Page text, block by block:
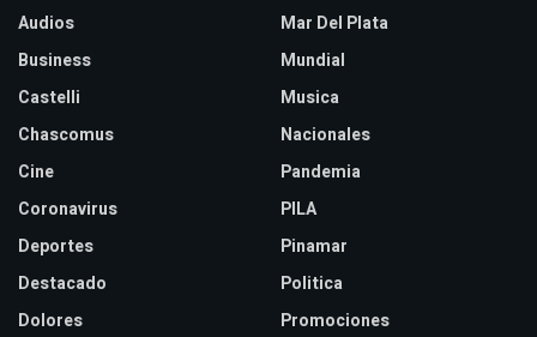
Audios
Business
Castelli
Chascomus
Cine
Coronavirus
Deportes
Destacado
Dolores
Mar Del Plata
Mundial
Musica
Nacionales
Pandemia
PILA
Pinamar
Politica
Promociones